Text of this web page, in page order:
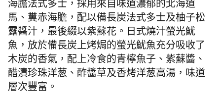
海膽法式多士 ， 採用來自味道濃郁的北海道
馬、 糞赤海膽，配以備長炭法式多士及柚子松
露醬汁，最後綴以紫蘇花。日式燒汁螢光魷
魚， 放於備長炭上烤焗的螢光魷魚充分吸收了
木炭的香氣，配上冷食的青檸魚子、紫蘇醬、
醋漬珍珠洋葱、酢醬草及香烤洋葱高湯，味道
層次豐富。